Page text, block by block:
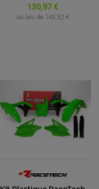
130,97 €
au lieu de 145,52 €